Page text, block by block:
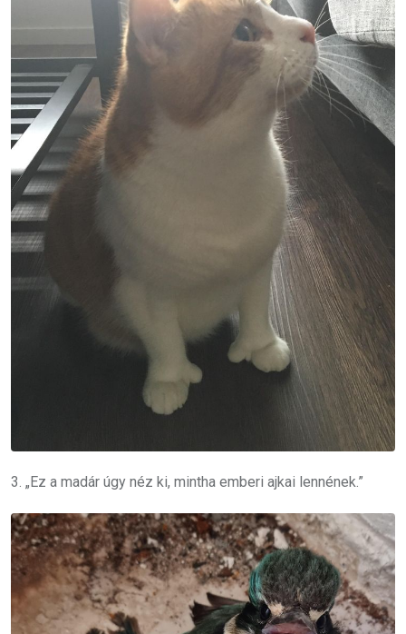
3. „Ez a madár úgy néz ki, mintha emberi ajkai lennének.”